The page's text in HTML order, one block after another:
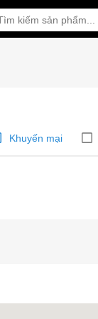
Khuyến mại